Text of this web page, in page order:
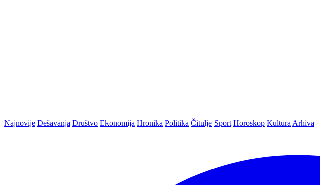
Najnovije Dešavanja Društvo Ekonomija Hronika Politika Čitulje Sport Horoskop Kultura Arhiva